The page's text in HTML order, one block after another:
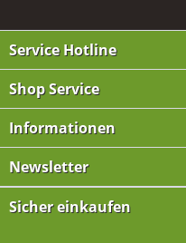
Service Hotline
Shop Service
Informationen
Newsletter
Sicher einkaufen